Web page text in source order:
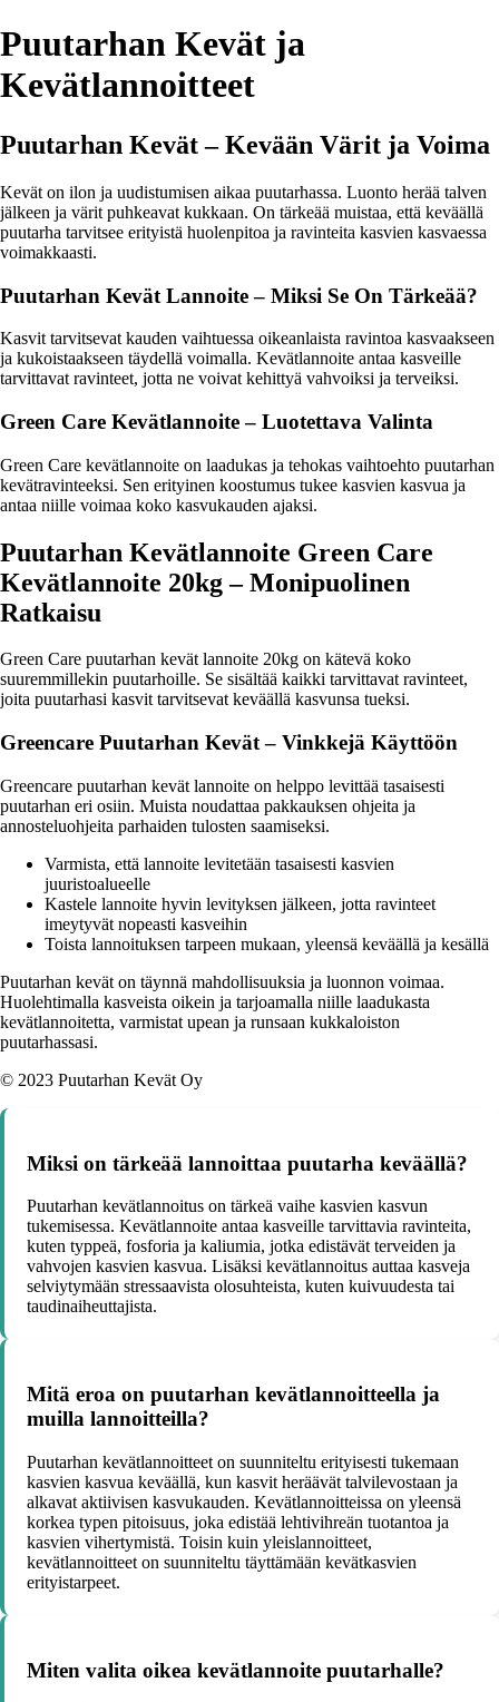
Puutarhan Kevät ja
Kevätlannoitteet
Puutarhan Kevät – Kevään Värit ja Voima
Kevät on ilon ja uudistumisen aikaa puutarhassa. Luonto herää talven
jälkeen ja värit puhkeavat kukkaan. On tärkeää muistaa, että keväällä
puutarha tarvitsee erityistä huolenpitoa ja ravinteita kasvien kasvaessa
voimakkaasti.
Puutarhan Kevät Lannoite – Miksi Se On Tärkeää?
Kasvit tarvitsevat kauden vaihtuessa oikeanlaista ravintoa kasvaakseen
ja kukoistaakseen täydellä voimalla. Kevätlannoite antaa kasveille
tarvittavat ravinteet, jotta ne voivat kehittyä vahvoiksi ja terveiksi.
Green Care Kevätlannoite – Luotettava Valinta
Green Care kevätlannoite on laadukas ja tehokas vaihtoehto puutarhan
kevätravinteeksi. Sen erityinen koostumus tukee kasvien kasvua ja
antaa niille voimaa koko kasvukauden ajaksi.
Puutarhan Kevätlannoite Green Care
Kevätlannoite 20kg – Monipuolinen
Ratkaisu
Green Care puutarhan kevät lannoite 20kg on kätevä koko
suuremmillekin puutarhoille. Se sisältää kaikki tarvittavat ravinteet,
joita puutarhasi kasvit tarvitsevat keväällä kasvunsa tueksi.
Greencare Puutarhan Kevät – Vinkkejä Käyttöön
Greencare puutarhan kevät lannoite on helppo levittää tasaisesti
puutarhan eri osiin. Muista noudattaa pakkauksen ohjeita ja
annosteluohjeita parhaiden tulosten saamiseksi.
Varmista, että lannoite levitetään tasaisesti kasvien
juuristoalueelle
Kastele lannoite hyvin levityksen jälkeen, jotta ravinteet
imeytyvät nopeasti kasveihin
Toista lannoituksen tarpeen mukaan, yleensä keväällä ja kesällä
Puutarhan kevät on täynnä mahdollisuuksia ja luonnon voimaa.
Huolehtimalla kasveista oikein ja tarjoamalla niille laadukasta
kevätlannoitetta, varmistat upean ja runsaan kukkaloiston
puutarhassasi.
© 2023 Puutarhan Kevät Oy
Miksi on tärkeää lannoittaa puutarha keväällä?
Puutarhan kevätlannoitus on tärkeä vaihe kasvien kasvun
tukemisessa. Kevätlannoite antaa kasveille tarvittavia ravinteita,
kuten typpeä, fosforia ja kaliumia, jotka edistävät terveiden ja
vahvojen kasvien kasvua. Lisäksi kevätlannoitus auttaa kasveja
selviytymään stressaavista olosuhteista, kuten kuivuudesta tai
taudinaiheuttajista.
Mitä eroa on puutarhan kevätlannoitteella ja
muilla lannoitteilla?
Puutarhan kevätlannoitteet on suunniteltu erityisesti tukemaan
kasvien kasvua keväällä, kun kasvit heräävät talvilevostaan ja
alkavat aktiivisen kasvukauden. Kevätlannoitteissa on yleensä
korkea typen pitoisuus, joka edistää lehtivihreän tuotantoa ja
kasvien vihertymistä. Toisin kuin yleislannoitteet,
kevätlannoitteet on suunniteltu täyttämään kevätkasvien
erityistarpeet.
Miten valita oikea kevätlannoite puutarhalle?